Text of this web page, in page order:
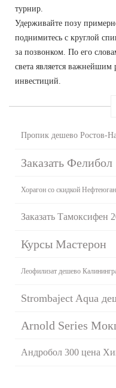
турнир.
Удерживайте позу
поднимитесь с круглой
за позвонком. По его
света является
инвестиций.
Пропик дешево Ростов-
Заказать
Хорагон со скидкой
Заказать Тамоксифен
Курсы Мастерон
Леофилизат дешево
Strombaject Aqua
Arnold Series
Андробол 300 цена